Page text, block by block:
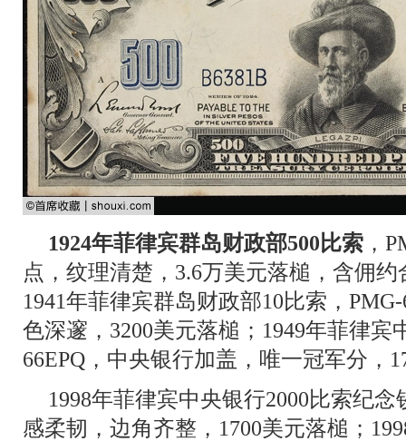
1924年菲律宾群岛财政部500比索 ，
点，纹理清楚，3.6万美元落槌，含佣
1941年菲律宾群岛财政部10比索，
色深邃，3200美元落槌；1949年菲律宾
66EPQ，中央银行加盖，唯一冠军分，
1998年菲律宾中央银行2000比索纪念
感柔韧，边角齐整，1700美元落槌；